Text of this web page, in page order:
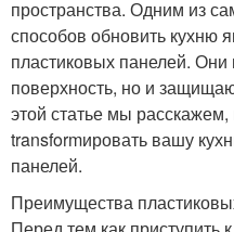
пространства. Одним из
способов обновить кухню
пластиковых панелей. Они
поверхность, но и
этой статье мы
transformировать вашу
панелей.
Преимущества